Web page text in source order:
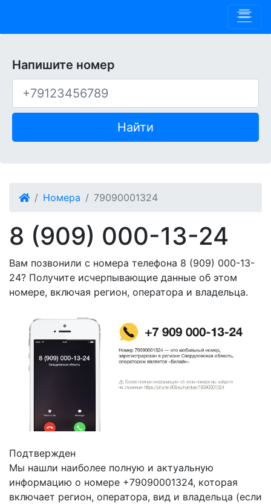
Напишите номер
Найти
Номера 79090001324
8 (909) 000-13-24
Вам позвонили с номера телефона 8 (909) 000-13-
24? Получите исчерпывающие данные об этом
номере, включая регион, оператора и владельца.
Подтвержден
Мы нашли наиболее полную и актуальную
информацию о номере +79090001324, которая
включает регион, оператора, вид и владельца (если